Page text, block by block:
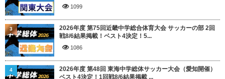
1099
2026年度 第75回近畿中学総合体育大会 サッカーの部 2回
戦8/6結果掲載！ベスト4決定！5...
1086
3
2026年度 第48回 東海中学総体サッカー大会（愛知開催）
ベスト4決定！1回戦8/6結果掲載 ...
4